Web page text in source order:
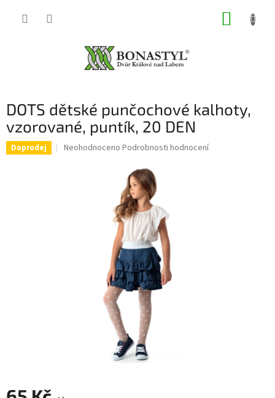
DOTS dětské punčochové kalhoty,
vzorované, puntík, 20 DEN
Doprodej
Průměrné
Neohodnoceno Podrobnosti hodnocení